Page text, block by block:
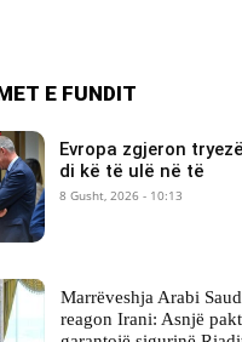
E FUNDIT
Evropa zgjeron
di kë të ulë në të
8 Gusht, 2026 - 10:13
Marrëveshja Arabi
reagon Irani: Asnjë